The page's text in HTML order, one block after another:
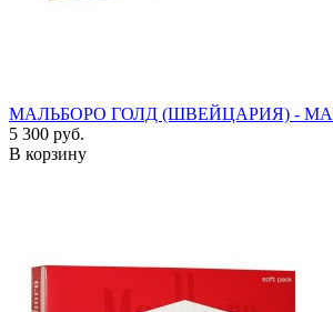
МАЛЬБОРО ГОЛД (ШВЕЙЦАРИЯ) -
5 300 руб.
В корзину